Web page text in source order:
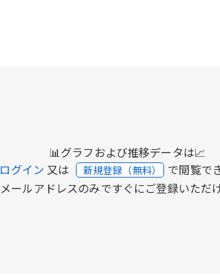
📊グラフおよび推移データは📈
ログイン 又は 新規登録（無料） で閲覧で
メールアドレスのみですぐにご登録いただけ